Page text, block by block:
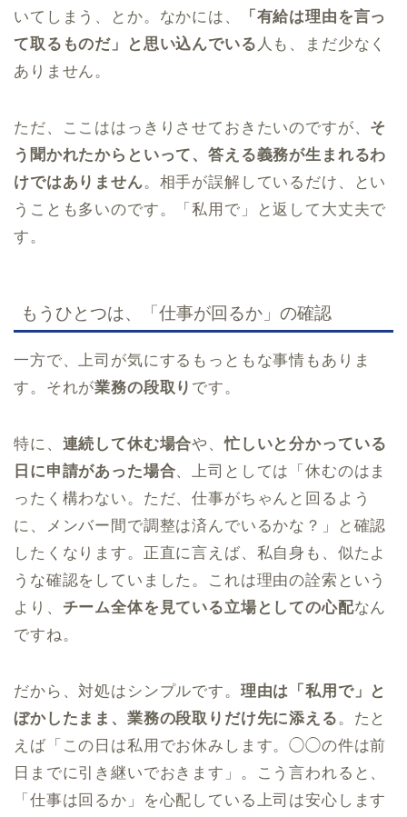
いてしまう、とか。なかには、
「有給は理由を言っ
て取るものだ」と思い込んでいる 人も、まだ少なく
ありません。
ただ、ここははっきりさせておきたいのですが、 そ
う聞かれたからといって、答える義務が生まれるわ
けではありません。相手が誤解しているだけ、とい
うことも多いのです。「私用で」と返して大丈夫で
す。
もうひとつは、「仕事が回るか」の確認
一方で、上司が気にするもっともな事情もありま
す。それが業務の段取り です。
特に、 連続して休む場合や、忙しいと分かっている
日に申請があった場合、上司としては「休むのはま
ったく構わない。ただ、仕事がちゃんと回るよう
に、メンバー間で調整は済んでいるかな？」と確認
したくなります。正直に言えば、私自身も、似たよ
うな確認をしていました。これは理由の詮索という
より、 チーム全体を見ている立場としての心配なん
ですね。
だから、対処はシンプルです。 理由は「私用で」と
ぼかしたまま、業務の段取りだけ先に添える 。たと
えば「この日は私用でお休みします。◯◯の件は前
日までに引き継いでおきます」。こう言われると、
「仕事は回るか」を心配している上司は安心します